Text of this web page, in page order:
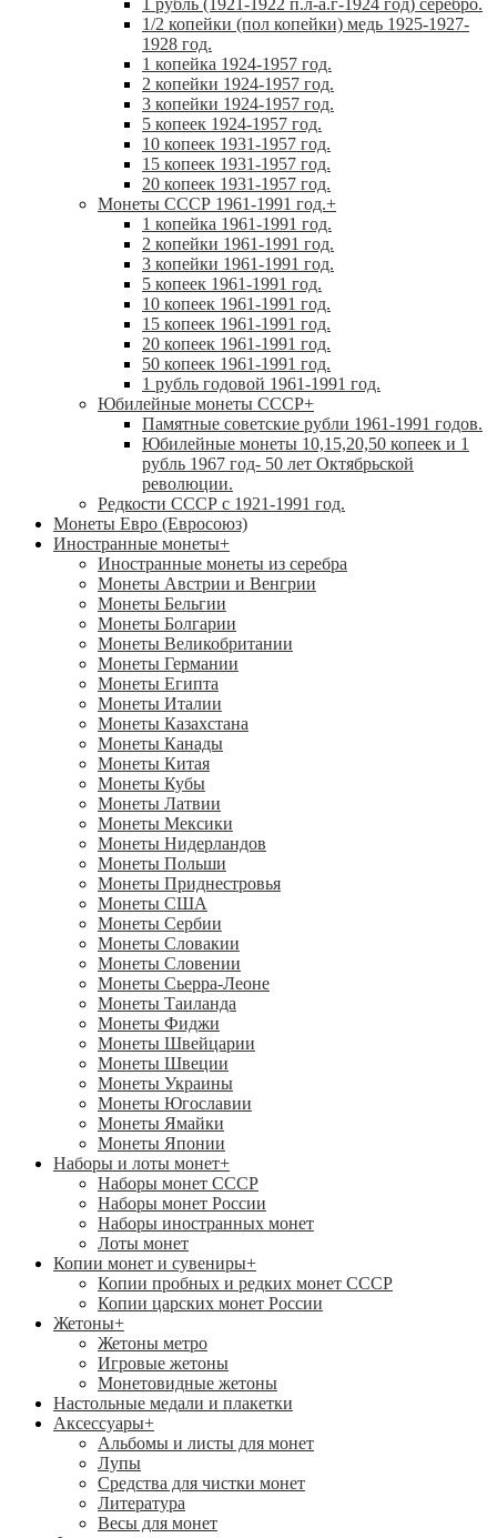
1 рубль (1921-1922 п.л-а.г-1924 год) серебро.
1/2 копейки (пол копейки) медь 1925-1927-
1928 год.
1 копейка 1924-1957 год.
2 копейки 1924-1957 год.
3 копейки 1924-1957 год.
5 копеек 1924-1957 год.
10 копеек 1931-1957 год.
15 копеек 1931-1957 год.
20 копеек 1931-1957 год.
Монеты СССР 1961-1991 год.+
1 копейка 1961-1991 год.
2 копейки 1961-1991 год.
3 копейки 1961-1991 год.
5 копеек 1961-1991 год.
10 копеек 1961-1991 год.
15 копеек 1961-1991 год.
20 копеек 1961-1991 год.
50 копеек 1961-1991 год.
1 рубль годовой 1961-1991 год.
Юбилейные монеты СССР+
Памятные советские рубли 1961-1991 годов.
Юбилейные монеты 10,15,20,50 копеек и 1
рубль 1967 год- 50 лет Октябрьской
революции.
Редкости СССР с 1921-1991 год.
Монеты Евро (Евросоюз)
Иностранные монеты+
Иностранные монеты из серебра
Монеты Австрии и Венгрии
Монеты Бельгии
Монеты Болгарии
Монеты Великобритании
Монеты Германии
Монеты Египта
Монеты Италии
Монеты Казахстана
Монеты Канады
Монеты Китая
Монеты Кубы
Монеты Латвии
Монеты Мексики
Монеты Нидерландов
Монеты Польши
Монеты Приднестровья
Монеты США
Монеты Сербии
Монеты Словакии
Монеты Словении
Монеты Сьерра-Леоне
Монеты Таиланда
Монеты Фиджи
Монеты Швейцарии
Монеты Швеции
Монеты Украины
Монеты Югославии
Монеты Ямайки
Монеты Японии
Наборы и лоты монет+
Наборы монет СССР
Наборы монет России
Наборы иностранных монет
Лоты монет
Копии монет и сувениры+
Копии пробных и редких монет СССР
Копии царских монет России
Жетоны+
Жетоны метро
Игровые жетоны
Монетовидные жетоны
Настольные медали и плакетки
Аксессуары+
Альбомы и листы для монет
Лупы
Средства для чистки монет
Литература
Весы для монет